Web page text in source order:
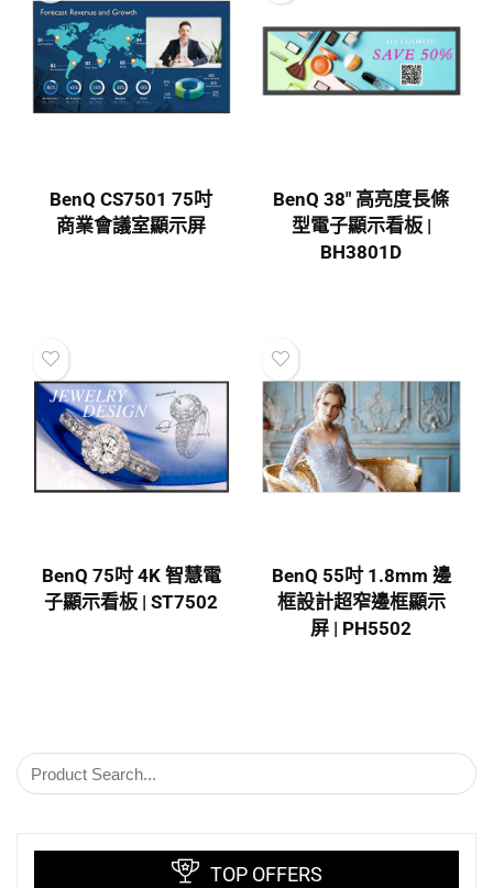
BenQ CS7501 75吋
商業會議室顯示屏
BenQ 38″ 高亮度長條
型電子顯示看板 |
BH3801D
BenQ 75吋 4K 智慧電
子顯示看板 | ST7502
BenQ 55吋 1.8mm 邊
框設計超窄邊框顯示
屏 | PH5502
TOP OFFERS